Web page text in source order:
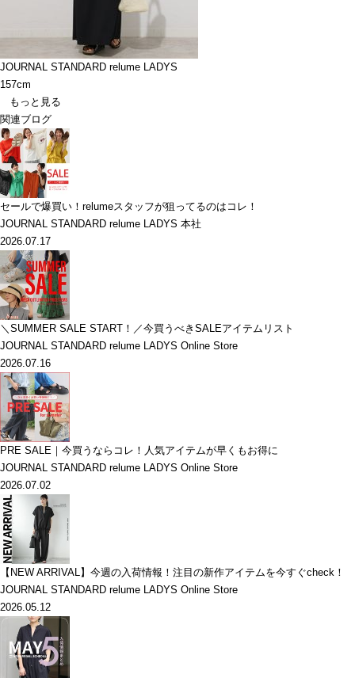
JOURNAL STANDARD relume LADYS
157cm
もっと見る
関連ブログ
セールで爆買い！relumeスタッフが狙ってるのはコレ！
JOURNAL STANDARD relume LADYS 本社
2026.07.17
＼SUMMER SALE START！／今買うべきSALEアイテムリスト
JOURNAL STANDARD relume LADYS Online Store
2026.07.16
PRE SALE｜今買うならコレ！人気アイテムが早くもお得に
JOURNAL STANDARD relume LADYS Online Store
2026.07.02
【NEW ARRIVAL】今週の入荷情報！注目の新作アイテムを今すぐcheck！
JOURNAL STANDARD relume LADYS Online Store
2026.05.12